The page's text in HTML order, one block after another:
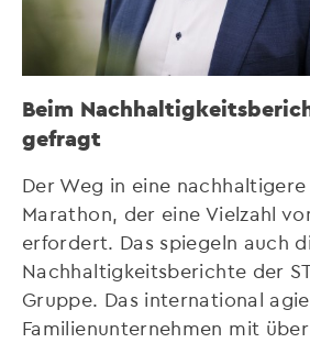
Beim
gefragt
Der Weg in eine
Marathon, der eine Vielzahl
erfordert. Das spiegeln auch
Nachhaltigkeitsberichte der
Gruppe. Das international
Familienunternehmen mit